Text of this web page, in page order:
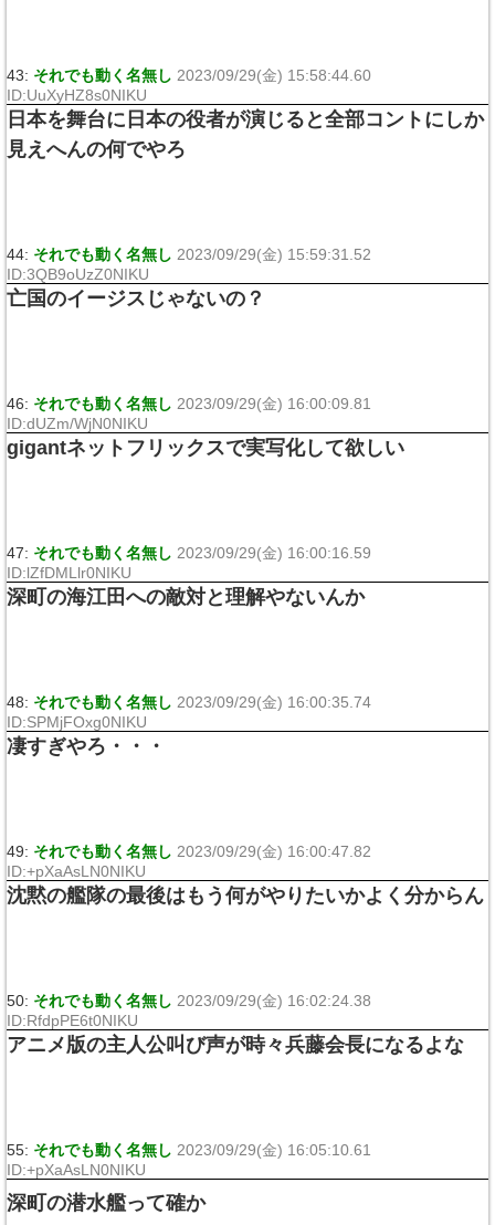
43: それでも動く名無し 2023/09/29(金) 15:58:44.60
ID:UuXyHZ8s0NIKU
日本を舞台に日本の役者が演じると全部コントにしか
見えへんの何でやろ
44: それでも動く名無し 2023/09/29(金) 15:59:31.52
ID:3QB9oUzZ0NIKU
亡国のイージスじゃないの？
46: それでも動く名無し 2023/09/29(金) 16:00:09.81
ID:dUZm/WjN0NIKU
gigantネットフリックスで実写化して欲しい
47: それでも動く名無し 2023/09/29(金) 16:00:16.59
ID:lZfDMLlr0NIKU
深町の海江田への敵対と理解やないんか
48: それでも動く名無し 2023/09/29(金) 16:00:35.74
ID:SPMjFOxg0NIKU
凄すぎやろ・・・
49: それでも動く名無し 2023/09/29(金) 16:00:47.82
ID:+pXaAsLN0NIKU
沈黙の艦隊の最後はもう何がやりたいかよく分からん
50: それでも動く名無し 2023/09/29(金) 16:02:24.38
ID:RfdpPE6t0NIKU
アニメ版の主人公叫び声が時々兵藤会長になるよな
55: それでも動く名無し 2023/09/29(金) 16:05:10.61
ID:+pXaAsLN0NIKU
深町の潜水艦って確か